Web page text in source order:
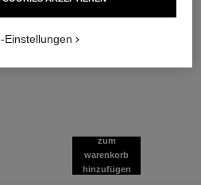
Schenkt Leuchtkraft
zum
warenkorb
hinzufügen
Einstellungen